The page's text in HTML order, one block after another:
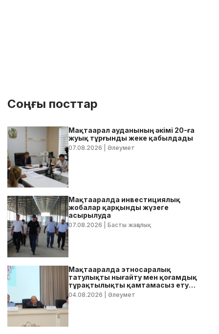
Соңғы посттар
Мақтаарал ауданының әкімі 20-ға
жуық тұрғынды жеке қабылдады
07.08.2026 | Әлеумет
Мақтааралда инвестициялық
жобалар қарқынды жүзеге
асырылуда
07.08.2026 | Басты жаңалық
Мақтааралда этносаралық
татулықты нығайту мен қоғамдық
тұрақтылықты қамтамасыз ету
бойынша жедел кеңес өтті
04.08.2026 | Әлеумет